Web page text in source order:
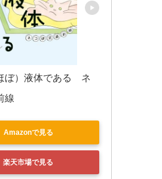
ぼ）液体である　ネ
線
Amazonで見る
楽天市場で見る